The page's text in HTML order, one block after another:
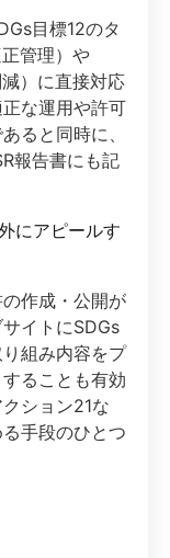
目標12のタ
管理）や
）に直接対応
な運用や許可
ると同時に、
報告書にも記
にアピールす
作成・公開が
イトにSDGs
組み内容をプ
ることも有効
ション21な
手段のひとつ